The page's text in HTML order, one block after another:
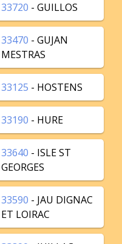
33720 - GUILLOS
33470 - GUJAN
MESTRAS
33125 - HOSTENS
33190 - HURE
33640 - ISLE ST
GEORGES
33590 - JAU DIGNAC
ET LOIRAC